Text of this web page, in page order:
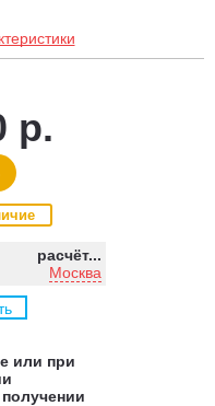
р.
расчёт...
Москва